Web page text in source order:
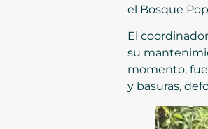
el Bosque
El
su
momento,
y basuras,